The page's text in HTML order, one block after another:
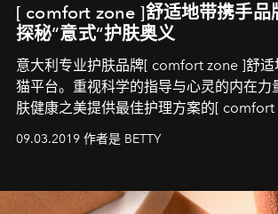
[ comfort zone ]舒适地带携手品
探秘“意式”护肤奥义
意大利专业护肤品牌[ comfort zone ]舒适
猫平台。重视科学的指导与心灵的内在力
肤健康之美提供最佳护理方案的[
带，将为中国消费者带来一场呵护心灵与
09.03.2019 作者是 BETTY